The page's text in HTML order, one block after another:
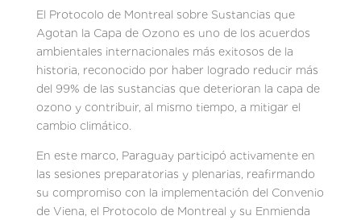
El Protocolo de Montreal sobre Sustancias que
Agotan la Capa de Ozono es uno de los acuerdos
ambientales internacionales más exitosos de la
historia, reconocido por haber logrado reducir más
del 99% de las sustancias que deterioran la capa de
ozono y contribuir, al mismo tiempo, a mitigar el
cambio climático.
En este marco, Paraguay participó activamente en
las sesiones preparatorias y plenarias, reafirmando
su compromiso con la implementación del Convenio
de Viena, el Protocolo de Montreal y su Enmienda